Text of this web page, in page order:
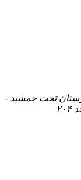
تخت جمشید -